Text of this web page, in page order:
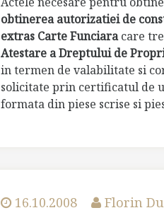
obtinerea autorizatiei de
extras Carte Funciaracare
Atestare a Dreptului de
in termen de valabilitate si
solicitate prin certificatul de
formata din piese scrise si
16.10.2008 Florin